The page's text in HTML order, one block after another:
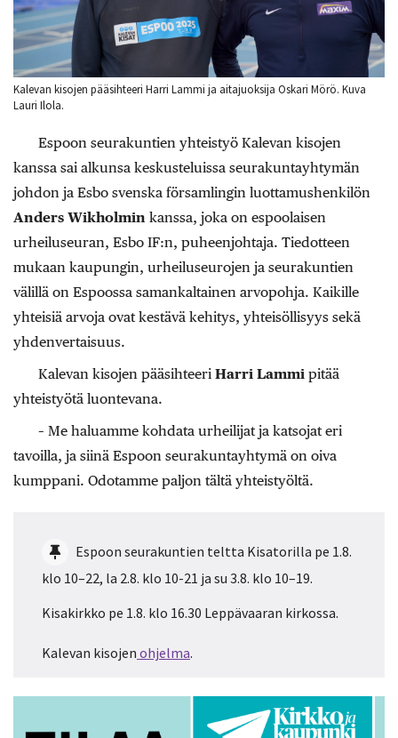
Kalevan kisojen pääsihteeri Harri Lammi ja aitajuoksija Oskari Mörö. Kuva
Lauri Ilola.
Espoon seurakuntien yhteistyö Kalevan kisojen
kanssa sai alkunsa keskusteluissa seurakuntayhtymän
johdon ja Esbo svenska församlingin luottamushenkilön
Anders Wikholmin kanssa, joka on espoolaisen
urheiluseuran, Esbo IF:n, puheenjohtaja. Tiedotteen
mukaan kaupungin, urheiluseurojen ja seurakuntien
välillä on Espoossa samankaltainen arvopohja. Kaikille
yhteisiä arvoja ovat kestävä kehitys, yhteisöllisyys sekä
yhdenvertaisuus.
Kalevan kisojen pääsihteeri Harri Lammi pitää
yhteistyötä luontevana.
– Me haluamme kohdata urheilijat ja katsojat eri
tavoilla, ja siinä Espoon seurakuntayhtymä on oiva
kumppani. Odotamme paljon tältä yhteistyöltä.
Espoon seurakuntien teltta Kisatorilla pe 1.8.
klo 10–22, la 2.8. klo 10-21 ja su 3.8. klo 10–19.
Kisakirkko pe 1.8. klo 16.30 Leppävaaran kirkossa.
Kalevan kisojen ohjelma.